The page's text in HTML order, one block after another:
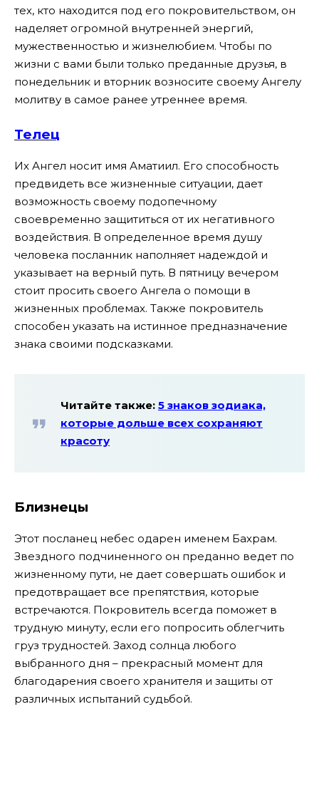
тех, кто находится под его покровительством, он
наделяет огромной внутренней энергий,
мужественностью и жизнелюбием. Чтобы по
жизни с вами были только преданные друзья, в
понедельник и вторник возносите своему Ангелу
молитву в самое ранее утреннее время.
Телец
Их Ангел носит имя Аматиил. Его способность
предвидеть все жизненные ситуации, дает
возможность своему подопечному
своевременно защититься от их негативного
воздействия. В определенное время душу
человека посланник наполняет надеждой и
указывает на верный путь. В пятницу вечером
стоит просить своего Ангела о помощи в
жизненных проблемах. Также покровитель
способен указать на истинное предназначение
знака своими подсказками.
Читайте также: 5 знаков зодиака,
которые дольше всех сохраняют
красоту
Близнецы
Этот посланец небес одарен именем Бахрам.
Звездного подчиненного он преданно ведет по
жизненному пути, не дает совершать ошибок и
предотвращает все препятствия, которые
встречаются. Покровитель всегда поможет в
трудную минуту, если его попросить облегчить
груз трудностей. Заход солнца любого
выбранного дня – прекрасный момент для
благодарения своего хранителя и защиты от
различных испытаний судьбой.